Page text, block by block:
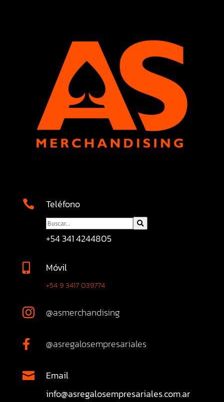
 Teléfono
+54 341 4244805
 Móvil
+54 9 3417 039774
 @asmerchandising
 @asregalosempresariales

Email
info@asregalosempresariales.com.ar